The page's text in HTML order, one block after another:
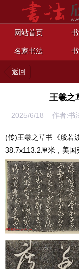
网站首页
名家书法
返回
王羲之
2025/6/18 作者:书
(传)王羲之草书《般若
38.7x113.2厘米，美国